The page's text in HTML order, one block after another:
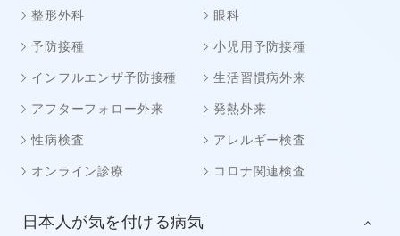
整形外科 眼科
予防接種 小児用予防接種
インフルエンザ予防接種 生活習慣病外来
アフターフォロー外来 発熱外来
性病検査 アレルギー検査
オンライン診療 コロナ関連検査
日本人が気を付ける病気